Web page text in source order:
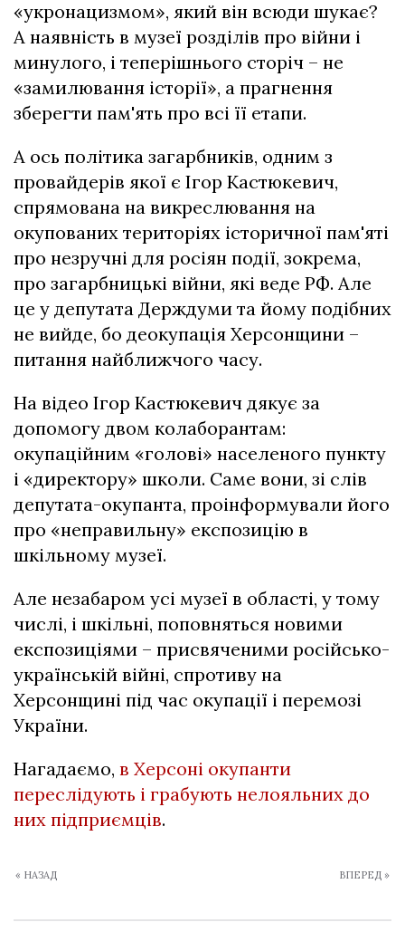
«укронацизмом», який він всюди шукає?
А наявність в музеї розділів про війни і
минулого, і теперішнього сторіч – не
«замилювання історії», а прагнення
зберегти пам'ять про всі її етапи.
А ось політика загарбників, одним з
провайдерів якої є Ігор Кастюкевич,
спрямована на викреслювання на
окупованих територіях історичної пам'яті
про незручні для росіян події, зокрема,
про загарбницькі війни, які веде РФ. Але
це у депутата Держдуми та йому подібних
не вийде, бо деокупація Херсонщини –
питання найближчого часу.
На відео Ігор Кастюкевич дякує за
допомогу двом колаборантам:
окупаційним «голові» населеного пункту
і «директору» школи. Саме вони, зі слів
депутата-окупанта, проінформували його
про «неправильну» експозицію в
шкільному музеї.
Але незабаром усі музеї в області, у тому
числі, і шкільні, поповняться новими
експозиціями – присвяченими російсько-
українській війні, спротиву на
Херсонщині під час окупації і перемозі
України.
Нагадаємо, в Херсоні окупанти
переслідують і грабують нелояльних до
них підприємців.
« НАЗАД ВПЕРЕД »